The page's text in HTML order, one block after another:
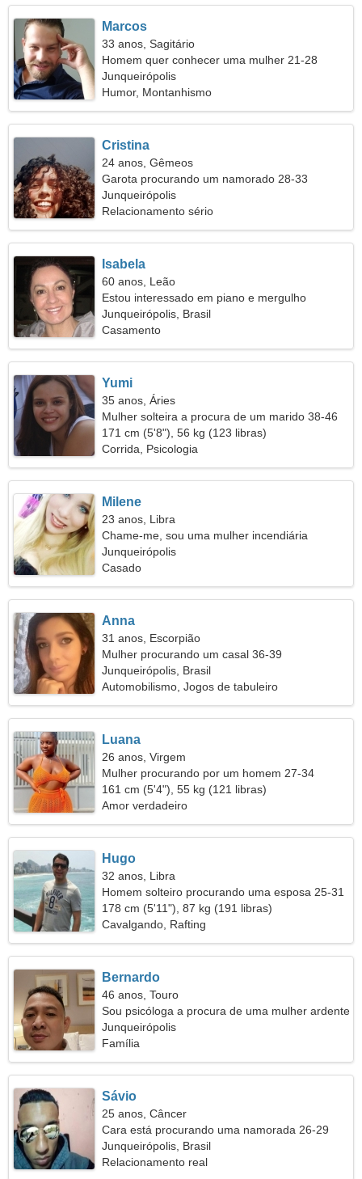
Marcos
33 anos, Sagitário
Homem quer conhecer uma mulher 21-28
Junqueirópolis
Humor, Montanhismo
Cristina
24 anos, Gêmeos
Garota procurando um namorado 28-33
Junqueirópolis
Relacionamento sério
Isabela
60 anos, Leão
Estou interessado em piano e mergulho
Junqueirópolis, Brasil
Casamento
Yumi
35 anos, Áries
Mulher solteira a procura de um marido 38-46
171 cm (5'8"), 56 kg (123 libras)
Corrida, Psicologia
Milene
23 anos, Libra
Chame-me, sou uma mulher incendiária
Junqueirópolis
Casado
Anna
31 anos, Escorpião
Mulher procurando um casal 36-39
Junqueirópolis, Brasil
Automobilismo, Jogos de tabuleiro
Luana
26 anos, Virgem
Mulher procurando por um homem 27-34
161 cm (5'4"), 55 kg (121 libras)
Amor verdadeiro
Hugo
32 anos, Libra
Homem solteiro procurando uma esposa 25-31
178 cm (5'11"), 87 kg (191 libras)
Cavalgando, Rafting
Bernardo
46 anos, Touro
Sou psicóloga a procura de uma mulher ardente
Junqueirópolis
Família
Sávio
25 anos, Câncer
Cara está procurando uma namorada 26-29
Junqueirópolis, Brasil
Relacionamento real